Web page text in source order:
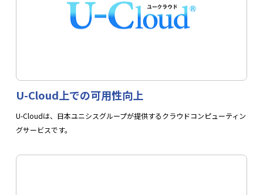
U-Cloud上での可用性向上
U-Cloudは、日本ユニシスグループが提供するクラウドコンピューティン
グサービスです。